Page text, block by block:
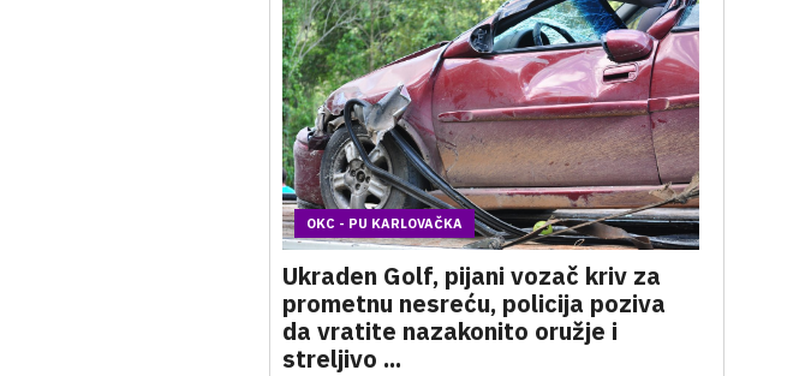
OKC - PU KARLOVAČKA
Ukraden Golf, pijani vozač kriv za
prometnu nesreću, policija poziva
da vratite nazakonito oružje i
streljivo ...